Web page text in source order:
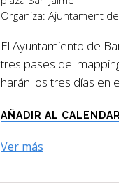
Organiza: Ajuntament
El Ayuntamiento de
tres pases del
harán los tres días en
AÑADIR AL
Ver más